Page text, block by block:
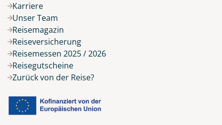
Karriere
Unser Team
Reisemagazin
Reiseversicherung
Reisemessen 2025 / 2026
Reisegutscheine
Zurück von der Reise?